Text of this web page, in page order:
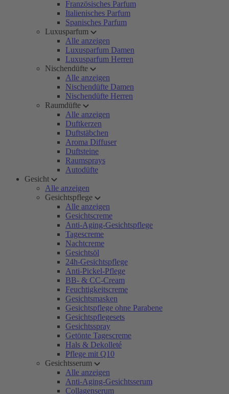
Französisches Parfum
Italienisches Parfum
Spanisches Parfum
Luxusparfum
Alle anzeigen
Luxusparfum Damen
Luxusparfum Herren
Nischendüfte
Alle anzeigen
Nischendüfte Damen
Nischendüfte Herren
Raumdüfte
Alle anzeigen
Duftkerzen
Duftstäbchen
Aroma Diffuser
Duftsteine
Raumsprays
Autodüfte
Gesicht
Alle anzeigen
Gesichtspflege
Alle anzeigen
Gesichtscreme
Anti-Aging-Gesichtspflege
Tagescreme
Nachtcreme
Gesichtsöl
24h-Gesichtspflege
Anti-Pickel-Pflege
BB- & CC-Cream
Feuchtigkeitscreme
Gesichtsmasken
Gesichtspflege ohne Parabene
Gesichtspflegesets
Gesichtsspray
Getönte Tagescreme
Hals & Dekolleté
Pflege mit Q10
Gesichtsserum
Alle anzeigen
Anti-Aging-Gesichtsserum
Collagenserum